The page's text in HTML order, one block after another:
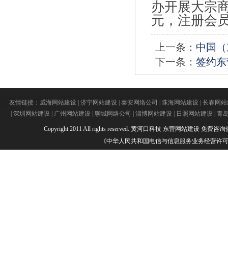
办开展大宗
元，注册会
上一条： 中国
下一条： 签约
友情链接： 威海网站建设| 济宁网站建设| 泰安网络公司 珠海网站建设| 长春网
深圳网站建设| 广州网站建设| 聊城网络公司 淄博网站建设| 日照网站建设| 青
Copyright 2011 All rights reserved. 黄河口科技 东营网站建设 免费咨询
《中华人民共和国电信与信息服务业务经营许